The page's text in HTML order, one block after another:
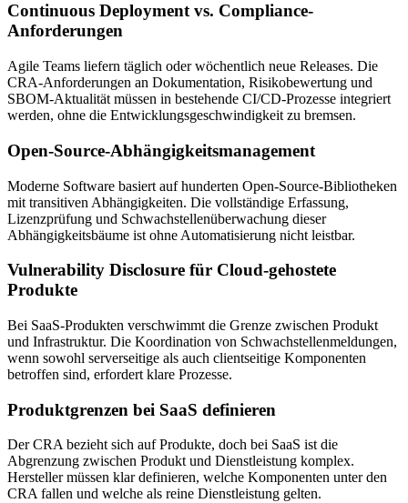
Continuous Deployment vs. Compliance-
Anforderungen
Agile Teams liefern täglich oder wöchentlich neue Releases. Die
CRA-Anforderungen an Dokumentation, Risikobewertung und
SBOM-Aktualität müssen in bestehende CI/CD-Prozesse integriert
werden, ohne die Entwicklungsgeschwindigkeit zu bremsen.
Open-Source-Abhängigkeitsmanagement
Moderne Software basiert auf hunderten Open-Source-Bibliotheken
mit transitiven Abhängigkeiten. Die vollständige Erfassung,
Lizenzprüfung und Schwachstellenüberwachung dieser
Abhängigkeitsbäume ist ohne Automatisierung nicht leistbar.
Vulnerability Disclosure für Cloud-gehostete
Produkte
Bei SaaS-Produkten verschwimmt die Grenze zwischen Produkt
und Infrastruktur. Die Koordination von Schwachstellenmeldungen,
wenn sowohl serverseitige als auch clientseitige Komponenten
betroffen sind, erfordert klare Prozesse.
Produktgrenzen bei SaaS definieren
Der CRA bezieht sich auf Produkte, doch bei SaaS ist die
Abgrenzung zwischen Produkt und Dienstleistung komplex.
Hersteller müssen klar definieren, welche Komponenten unter den
CRA fallen und welche als reine Dienstleistung gelten.